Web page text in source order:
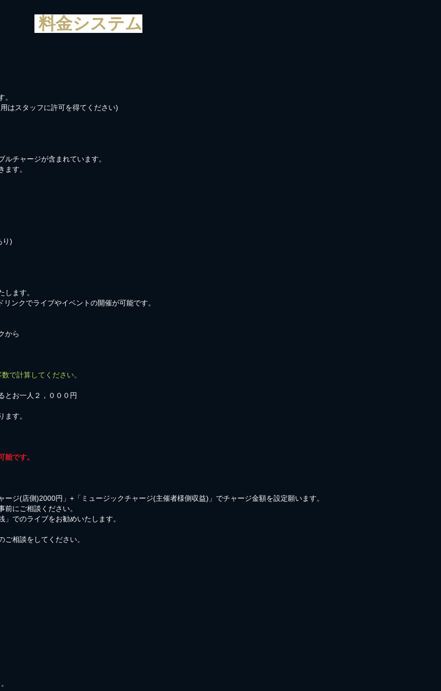
料金システム
スタッフに許可を得てください)
チャージが含まれています。
す。
り)
ます。
ンクでライブやイベントの開催が可能です。
から
で計算してください。
お一人２，０００円
す。
です。
ジ(店側)2000円」+「ミュージックチャージ(主催者様側収益)」でチャージ金額を設定願います。
前にご相談ください。
」でのライブをお勧めいたします。
相談をしてください。